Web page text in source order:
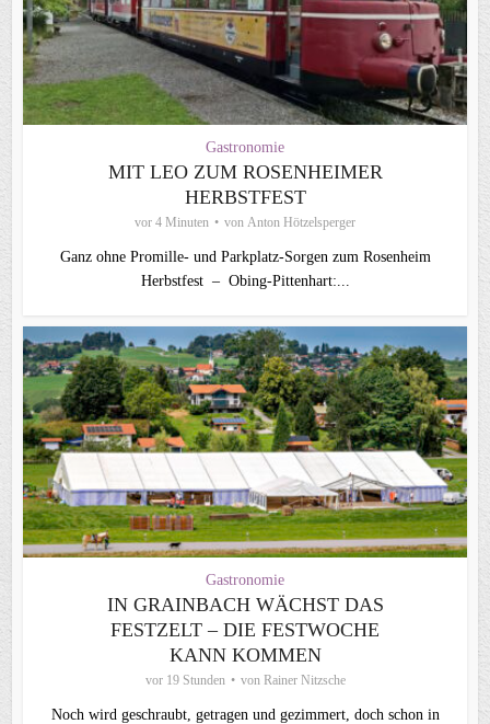
Gastronomie
MIT LEO ZUM ROSENHEIMER
HERBSTFEST
vor 4 Minuten von Anton Hötzelsperger
Ganz ohne Promille- und Parkplatz-Sorgen zum Rosenheim
Herbstfest – Obing-Pittenhart:...
Gastronomie
IN GRAINBACH WÄCHST DAS
FESTZELT – DIE FESTWOCHE
KANN KOMMEN
vor 19 Stunden von Rainer Nitzsche
Noch wird geschraubt, getragen und gezimmert, doch schon in